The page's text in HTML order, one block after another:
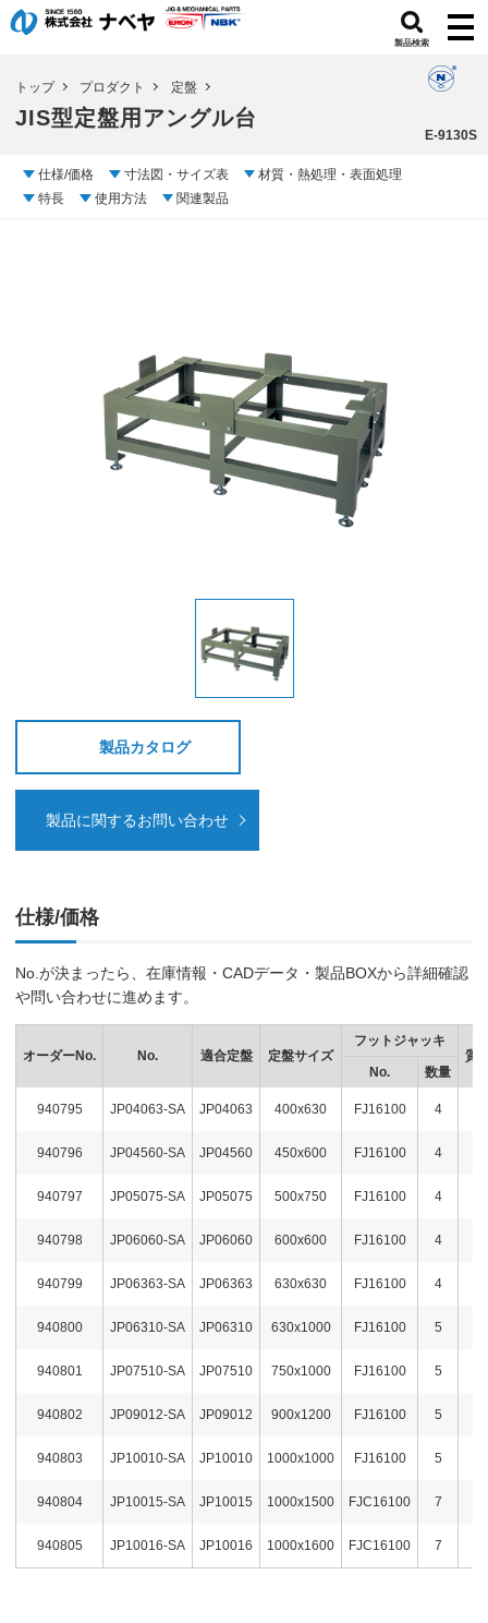
製品検索
トップ プロダクト 定盤
JIS型定盤用アングル台
E-9130S
仕様/価格 寸法図・サイズ表
材質・熱処理・表面処理
特長
使用方法 関連製品
製品カタログ
製品に関するお問い合わせ
仕様/価格
No.が決まったら、在庫情報・CADデータ・製品BOXから詳細確認
や問い合わせに進めます。
オーダーNo. No. 適合定盤 定盤サイズ
フットジャッキ
質
No.
数量
940795 JP04063-SA JP04063 400x630 FJ16100 4
940796 JP04560-SA JP04560 450x600 FJ16100 4
940797 JP05075-SA JP05075 500x750 FJ16100 4
940798 JP06060-SA JP06060 600x600 FJ16100 4
940799 JP06363-SA JP06363 630x630 FJ16100 4
940800 JP06310-SA JP06310 630x1000 FJ16100 5
940801 JP07510-SA JP07510 750x1000 FJ16100 5
940802 JP09012-SA JP09012 900x1200 FJ16100 5
940803 JP10010-SA JP10010 1000x1000 FJ16100 5
940804 JP10015-SA JP10015 1000x1500 FJC16100 7
940805 JP10016-SA JP10016 1000x1600 FJC16100 7